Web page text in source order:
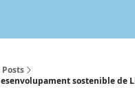
Posts
sostenible de